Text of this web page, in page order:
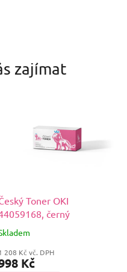
zajímat
Toner OKI
černý
208 Kč vč. DPH
Kč